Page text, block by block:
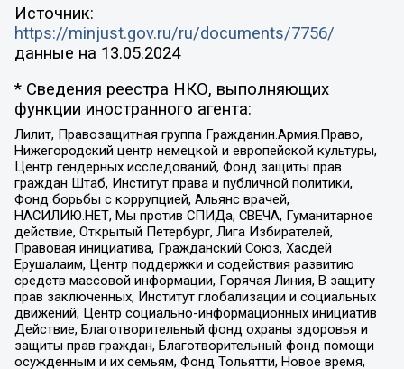
Источник:
https://minjust.gov.ru/ru/documents/7756/
данные на 13.05.2024
* Сведения реестра НКО, выполняющих
функции иностранного агента:
Лилит, Правозащитная группа Гражданин.Армия.Право,
Нижегородский центр немецкой и европейской культуры,
Центр гендерных исследований, Фонд защиты прав
граждан Штаб, Институт права и публичной политики,
Фонд борьбы с коррупцией, Альянс врачей,
НАСИЛИЮ.НЕТ, Мы против СПИДа, СВЕЧА, Гуманитарное
действие, Открытый Петербург, Лига Избирателей,
Правовая инициатива, Гражданский Союз, Хасдей
Ерушалаим, Центр поддержки и содействия развитию
средств массовой информации, Горячая Линия, В защиту
прав заключенных, Институт глобализации и социальных
движений, Центр социально-информационных инициатив
Действие, Благотворительный фонд охраны здоровья и
защиты прав граждан, Благотворительный фонд помощи
осужденным и их семьям, Фонд Тольятти, Новое время,